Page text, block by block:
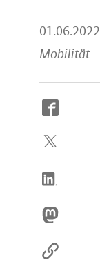
01.06.2022
Mobilität
So
Sie
Internet